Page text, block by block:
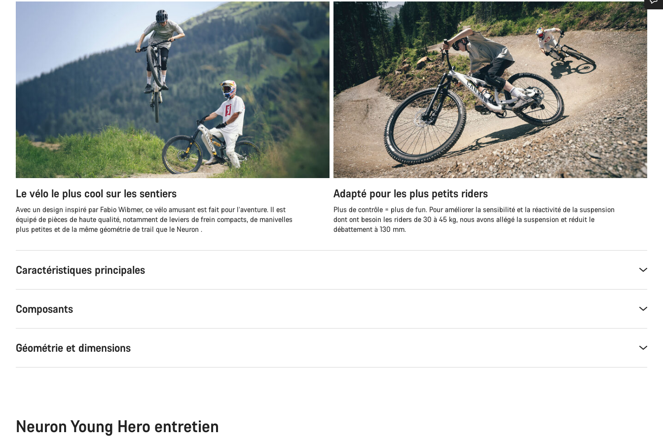
Le vélo le plus cool sur les sentiers
Avec un design inspiré par Fabio Wibmer, ce vélo amusant est fait pour l’aventure. Il est
équipé de pièces de haute qualité, notamment de leviers de frein compacts, de manivelles
plus petites et de la même géométrie de trail que le Neuron .
Adapté pour les plus petits riders
Plus de contrôle = plus de fun. Pour améliorer la sensibilité et la réactivité de la suspension
dont ont besoin les riders de 30 à 45 kg, nous avons allégé la suspension et réduit le
débattement à 130 mm.
Caractéristiques principales
Composants
Géométrie et dimensions
Neuron Young Hero entretien
Besoin d’aide ?
Nos experts du service client vous attendent pour répondre à vos questions.
Démarrer le Chat
Fermer